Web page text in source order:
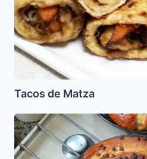
Tacos de Matza
Jala
de
Chocolate